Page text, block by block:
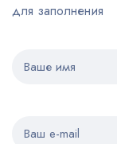
для заполнения